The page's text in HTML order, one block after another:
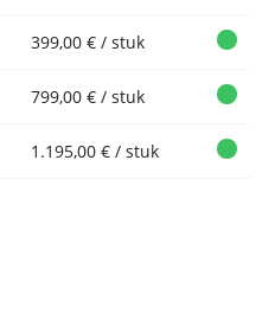
399,00 € / stuk
799,00 € / stuk
1.195,00 € / stuk